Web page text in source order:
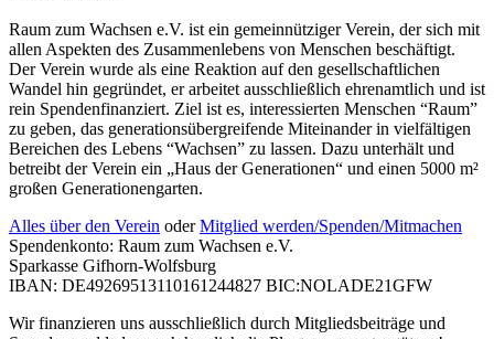
Raum zum Wachsen e.V. ist ein gemeinnütziger Verein, der sich mit
allen Aspekten des Zusammenlebens von Menschen beschäftigt.
Der Verein wurde als eine Reaktion auf den gesellschaftlichen
Wandel hin gegründet, er arbeitet ausschließlich ehrenamtlich und ist
rein Spendenfinanziert. Ziel ist es, interessierten Menschen “Raum”
zu geben, das generationsübergreifende Miteinander in vielfältigen
Bereichen des Lebens “Wachsen” zu lassen. Dazu unterhält und
betreibt der Verein ein „Haus der Generationen“ und einen 5000 m²
großen Generationengarten.
Alles über den Verein oderMitglied werden/Spenden/Mitmachen
Spendenkonto: Raum zum Wachsen e.V.
Sparkasse Gifhorn-Wolfsburg
IBAN: DE49269513110161244827 BIC:NOLADE21GFW
Wir finanzieren uns ausschließlich durch Mitgliedsbeiträge und